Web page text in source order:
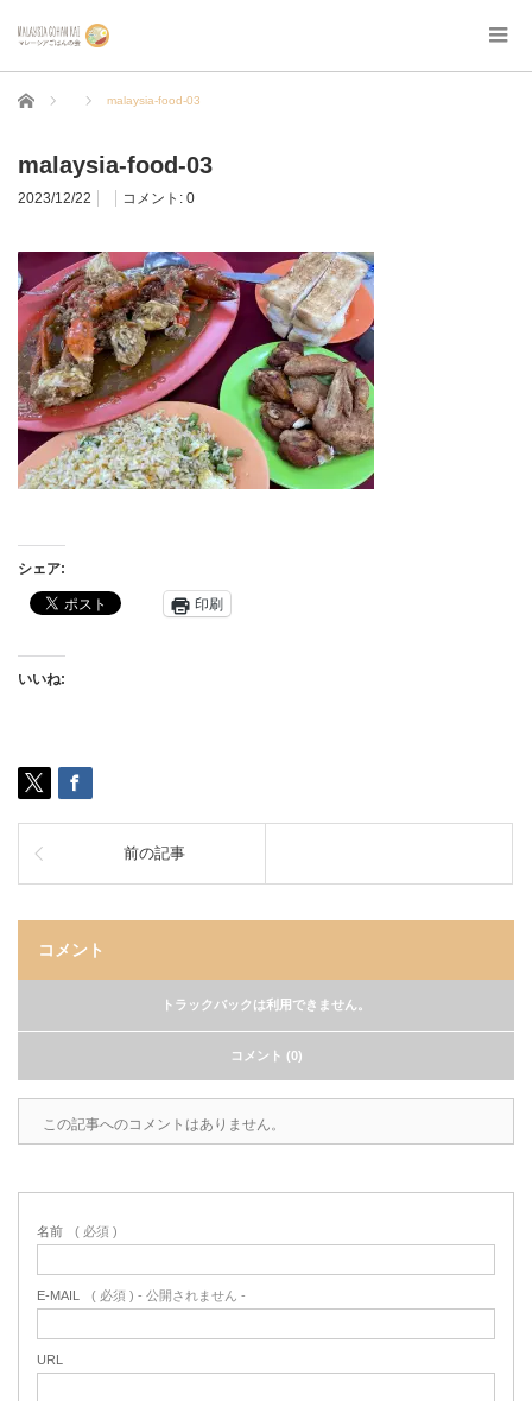
ホーム malaysia-food-03
malaysia-food-03
2023/12/22 コメント: 0
シェア:
印刷
いいね:
前の記事
コメント
トラックバックは利用できません。
コメント (0)
この記事へのコメントはありません。
名前 ( 必須 )
E-MAIL ( 必須 ) - 公開されません -
URL